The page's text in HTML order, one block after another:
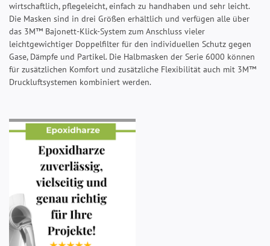
wirtschaftlich, pflegeleicht, einfach zu handhaben und sehr leicht.
Die Masken sind in drei Größen erhältlich und verfügen alle über
das 3M™ Bajonett-Klick-System zum Anschluss vieler
leichtgewichtiger Doppelfilter für den individuellen Schutz gegen
Gase, Dämpfe und Partikel. Die Halbmasken der Serie 6000 können
für zusätzlichen Komfort und zusätzliche Flexibilität auch mit 3M™
Druckluftsystemen kombiniert werden.